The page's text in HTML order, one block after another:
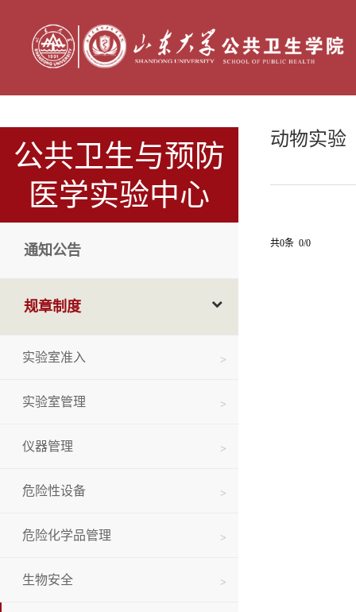
公共卫生与预防
医学实验中心
通知公告
规章制度
实验室准入
实验室管理
仪器管理
危险性设备
危险化学品管理
生物安全
动物实验
共0条 0/0